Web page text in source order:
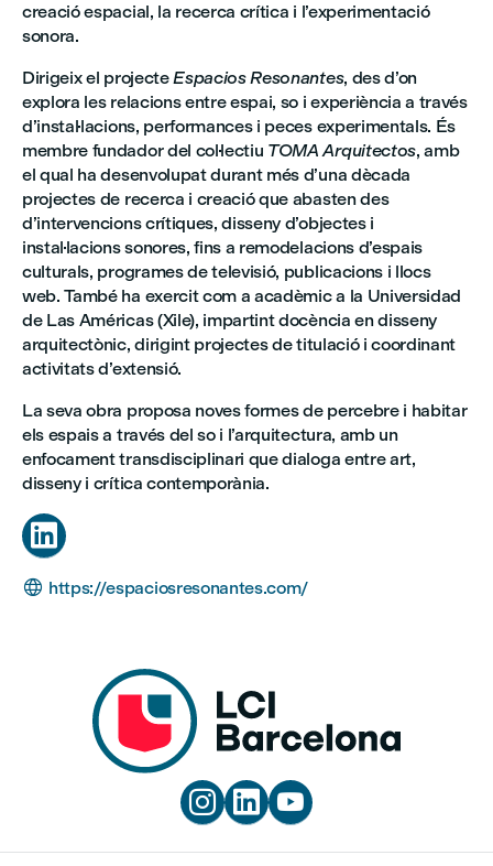
creació espacial, la recerca crítica i l’experimentació
sonora.
Dirigeix el projecteEspacios Resonantes, des d’on
explora les relacions entre espai, so i experiència a través
d’instal·lacions, performances i peces experimentals. És
membre fundador del col·lectiu TOMA Arquitectos, amb
el qual ha desenvolupat durant més d’una dècada
projectes de recerca i creació que abasten des
d’intervencions crítiques, disseny d’objectes i
instal·lacions sonores, fins a remodelacions d’espais
culturals, programes de televisió, publicacions i llocs
web. També ha exercit com a acadèmic a la Universidad
de Las Américas (Xile), impartint docència en disseny
arquitectònic, dirigint projectes de titulació i coordinant
activitats d’extensió.
La seva obra proposa noves formes de percebre i habitar
els espais a través del so i l’arquitectura, amb un
enfocament transdisciplinari que dialoga entre art,
disseny i crítica contemporània.

 https://espaciosresonantes.com/
  